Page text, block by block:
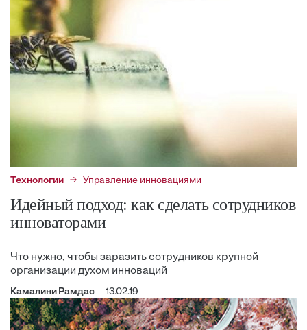
Технологии Управление инновациями
Идейный подход: как сделать сотрудников
инноваторами
Что нужно, чтобы заразить сотрудников крупной
организации духом инноваций
Камалини Рамдас 13.02.19